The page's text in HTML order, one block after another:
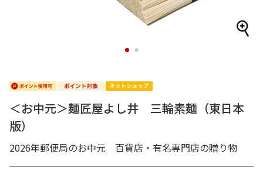
1 2
＜お中元＞麺匠屋よし井 三輪素麺（東日本
版）
2026年郵便局のお中元 百貨店・有名専門店の贈り物